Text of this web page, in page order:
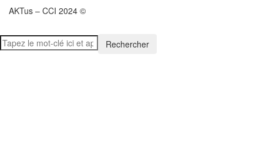
AKTus – CCI 2024 ©